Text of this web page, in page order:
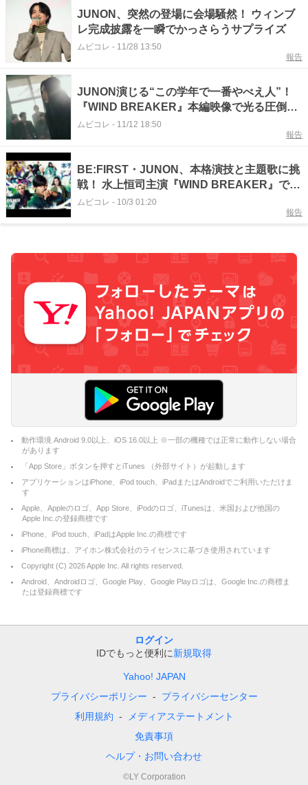
JUNON、突然の登場に会場騒然！ ウィンブ
レ完成披露を一瞬でかっさらうサプライズ
ムビコレ - 11/28 13:50
報告
JUNON演じる“この学年で一番やべえ人”！
『WIND BREAKER』本編映像で光る圧倒的
存在感
ムビコレ - 11/12 18:50
報告
BE:FIRST・JUNON、本格演技と主題歌に挑
戦！ 水上恒司主演『WIND BREAKER』で存
在感を放つ
ムビコレ - 10/3 01:20
報告
動作環境 Android 9.0以上、iOS 16.0以上 ※一部の機種では正常に動作しない場合
があります
「App Store」ボタンを押すとiTunes （外部サイト）が起動します
アプリケーションはiPhone、iPod touch、iPadまたはAndroidでご利用いただけま
す
Apple、Appleのロゴ、App Store、iPodのロゴ、iTunesは、米国および他国の
Apple Inc.の登録商標です
iPhone、iPod touch、iPadはApple Inc.の商標です
iPhone商標は、アイホン株式会社のライセンスに基づき使用されています
Copyright (C) 2026Apple Inc. All rights reserved.
Android、Androidロゴ、Google Play、Google Playロゴは、Google Inc.の商標ま
たは登録商標です
ログイン
IDでもっと便利に新規取得
Yahoo! JAPAN
プライバシーポリシー
プライバシーセンター
利用規約
メディアステートメント
免責事項
ヘルプ・お問い合わせ
©LY Corporation